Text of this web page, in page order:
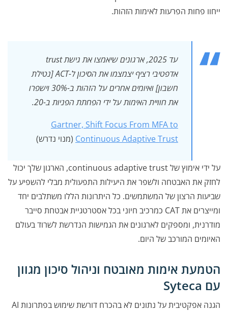
ייחוו פחות הפרעות לאימות הזהות.
עד 2025, ארגונים שיאמצו את גישת trust
אדפטיבי רציף יצמצמו את הסיכון ל-ACT [נטילת
חשבון] ואיומים אחרים על הזהות ב-30% וישפרו
את חוויית האימות על ידי הפחתת הפניות ב-20.
Gartner, Shift Focus From MFA to
Continuous Adaptive Trust (מנוי נדרש)
על ידי אימוץ של continuous adaptive trust, הארגון שלך יכול
לחזק את האבטחה ולשפר את היעילות התפעולית מבלי להשפיע על
שביעות הרצון של המשתמשים. כל היתרונות הללו משתלבים יחד
ומייצרים את CAT כמרכיב חיוני בכל אסטרטגיית אבטחת סייבר
מודרנית, ומספקים לארגונים את הגמישות הנדרשת לשרוד בעולם
האיומים המורכב של היום.
הטמעת אימות מאובטח וניהול סיכון מגוון
עם Syteca
הגנה אפקטיבית על נתונים לא בהכרח דורשת שימוש בפתרונות AI